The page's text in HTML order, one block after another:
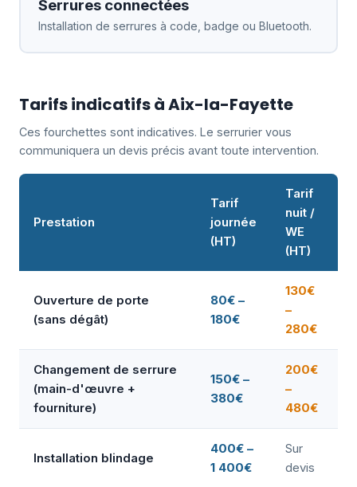
Serrures connectées
Installation de serrures à code, badge ou Bluetooth.
Tarifs indicatifs à Aix-la-Fayette
Ces fourchettes sont indicatives. Le serrurier vous
communiquera un devis précis avant toute intervention.
Prestation
Tarif
journée
(HT)
Tarif
nuit /
WE
(HT)
Ouverture de porte
(sans dégât)
80€ –
180€
130€
–
280€
Changement de serrure
(main-d'œuvre +
fourniture)
150€ –
380€
200€
–
480€
Installation blindage
400€ –
1 400€
Sur
devis